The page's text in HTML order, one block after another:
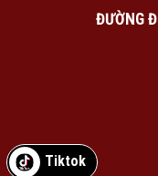
ĐƯỜNG
Tiktok